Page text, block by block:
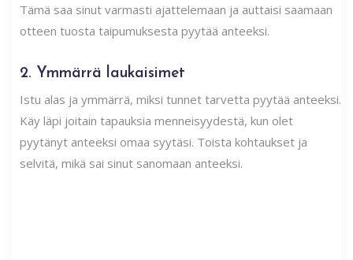
Tämä saa sinut varmasti ajattelemaan ja auttaisi saamaan
otteen tuosta taipumuksesta pyytää anteeksi.
2. Ymmärrä laukaisimet
Istu alas ja ymmärrä, miksi tunnet tarvetta pyytää anteeksi.
Käy läpi joitain tapauksia menneisyydestä, kun olet
pyytänyt anteeksi omaa syytäsi. Toista kohtaukset ja
selvitä, mikä sai sinut sanomaan anteeksi.